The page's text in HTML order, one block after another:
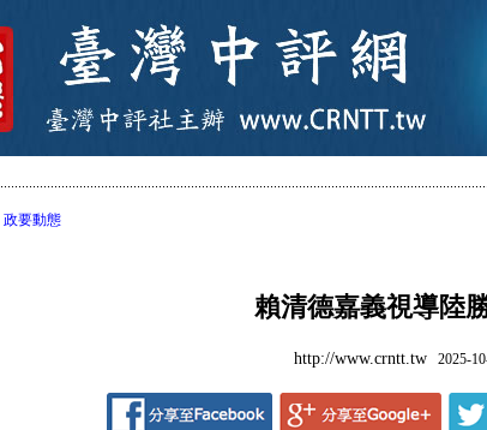
政要動態
賴清德嘉義視導陸
http://www.crntt.tw2025-10-